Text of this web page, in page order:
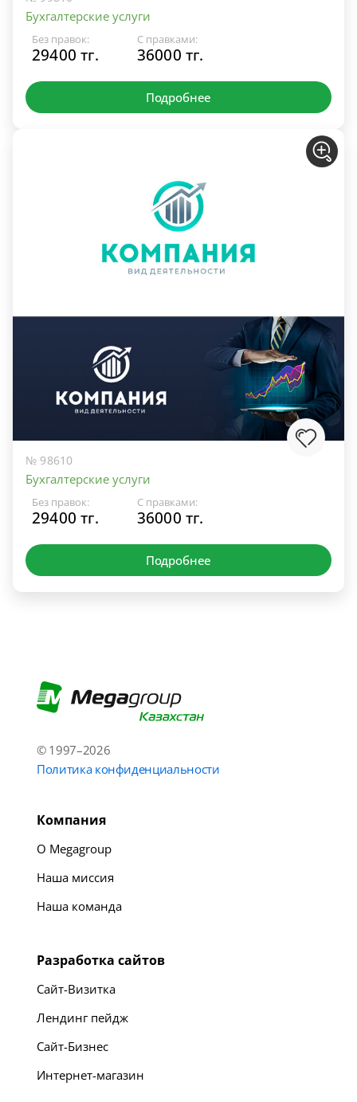
Бухгалтерские услуги
Без правок:
29400 тг.
С правками:
36000 тг.
Подробнее
№ 98610
Бухгалтерские услуги
Без правок:
29400 тг.
С правками:
36000 тг.
Подробнее
© 1997–2026
Политика конфиденциальности
Компания
О Megagroup
Наша миссия
Наша команда
Разработка сайтов
Сайт-Визитка
Лендинг пейдж
Сайт-Бизнес
Интернет-магазин